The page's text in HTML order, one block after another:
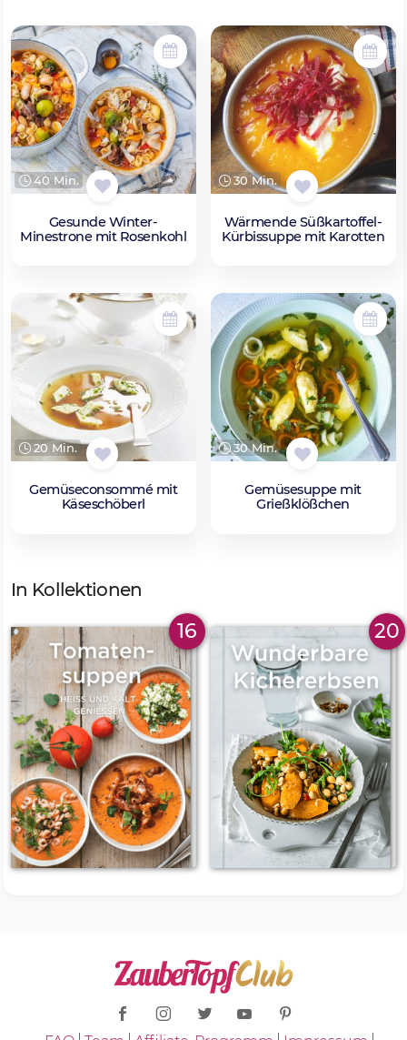
40 Min.
Gesunde Winter-
Minestrone mit Rosenkohl
30 Min.
Wärmende Süßkartoffel-
Kürbissuppe mit Karotten
20 Min.
Gemüseconsommé mit
Käseschöberl
30 Min.
Gemüsesuppe mit
Grießklößchen
In Kollektionen
16 20